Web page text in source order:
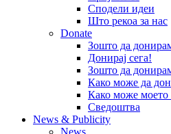
Сподели идеи
Што рекоа за нас
Donate
Зошто да
Донирај сега!
Зошто да
Како може да
Како може моето
Сведоштва
News & Publicity
News